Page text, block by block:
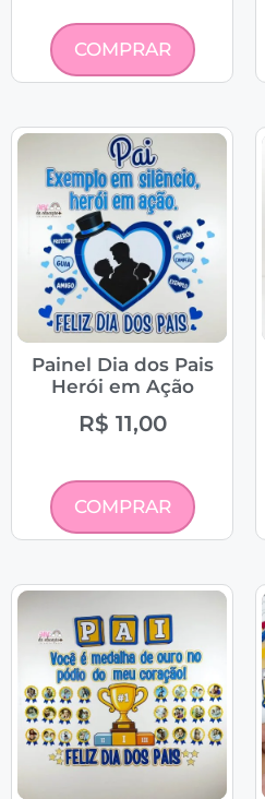
COMPRAR
Painel Dia dos Pais
Herói em Ação
R$ 11,00
COMPRAR